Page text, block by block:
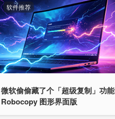
软件推荐
微软偷偷藏了个「超级复制」功能
Robocopy 图形界面版